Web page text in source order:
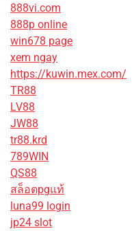
888vi.com
888p online
win678 page
xem ngay
https://kuwin.mex.com/
TR88
LV88
JW88
tr88.krd
789WIN
QS88
สล็อตpgแท้
luna99 login
jp24 slot